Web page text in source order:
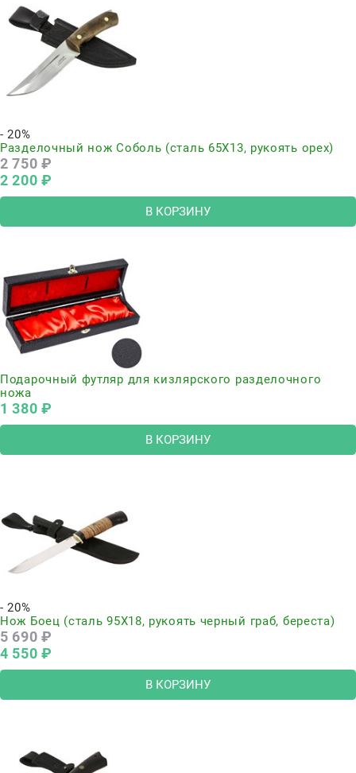
- 20%
Разделочный нож Соболь (сталь 65Х13, рукоять орех)
2 750 ₽
2 200 ₽
В КОРЗИНУ
Подарочный футляр для кизлярского разделочного
ножа
1 380 ₽
В КОРЗИНУ
- 20%
Нож Боец (сталь 95Х18, рукоять черный граб, береста)
5 690 ₽
4 550 ₽
В КОРЗИНУ